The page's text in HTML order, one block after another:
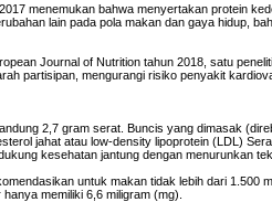
menemukan bahwa menyertakan protein
lain pada pola makan dan gaya hidup,
Journal of Nutrition tahun 2018, satu
partisipan, mengurangi risiko penyakit
2,7 gram serat. Buncis yang dimasak
jahat atau low-density lipoprotein (LDL)
kesehatan jantung dengan menurunkan
untuk makan tidak lebih dari
memiliki 6,6 miligram (mg).